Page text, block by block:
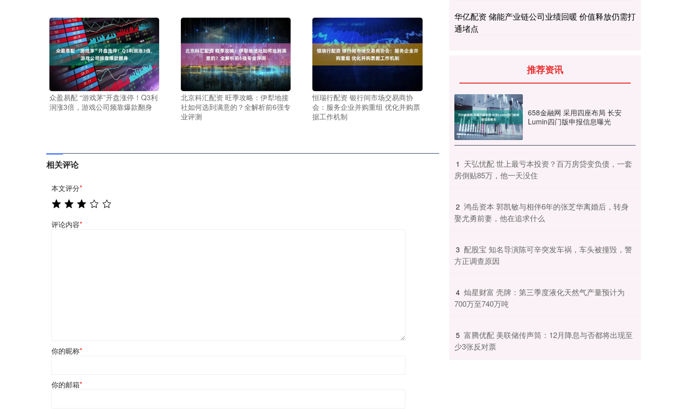
众盈易配 “游戏茅”开盘涨停！Q3利
润涨3倍，游戏公司频靠爆款翻身
北京科汇配资 旺季攻略：伊犁地接
社如何选到满意的？全解析前6强专
业评测
恒瑞行配资 银行间市场交易商协
会：服务企业并购重组 优化并购票
据工作机制
相关评论
本文评分*
评论内容*
你的昵称*
你的邮箱*
华亿配资 储能产业链公司业绩回暖 价值释放仍需打
通堵点
推荐资讯
658金融网 采用四座布局 长安
Lumin四门版申报信息曝光
1 ​天弘忧配 世上最亏本投资？百万房贷变负债，一套
房倒贴85万，他一天没住
2 ​鸿岳资本 郭凯敏与相伴6年的张芝华离婚后，转身
娶尤勇前妻，他在追求什么
3 ​配股宝 知名导演陈可辛突发车祸，车头被撞毁，警
方正调查原因
4 ​灿星财富 壳牌：第三季度液化天然气产量预计为
700万至740万吨
5 ​富腾优配 美联储传声筒：12月降息与否都将出现至
少3张反对票